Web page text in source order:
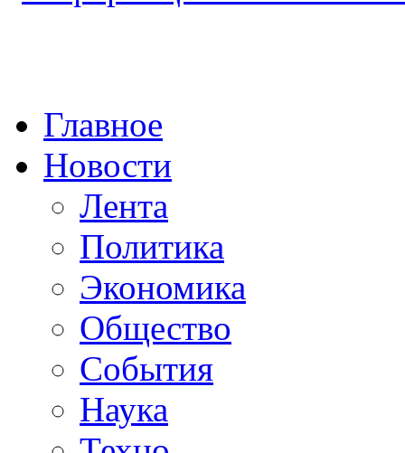
Главное
Новости
Лента
Политика
Экономика
Общество
События
Наука